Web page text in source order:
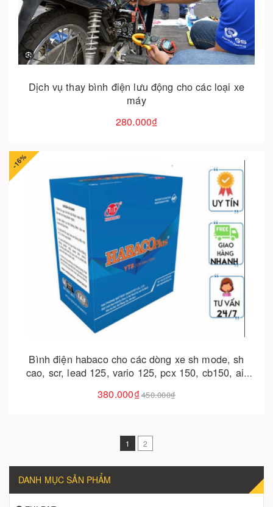
Dịch vụ thay bình điện lưu động cho các loại xe
máy
280.000₫
Cho vào giỏ hàng
-16%
Bình điện habaco cho các dòng xe sh mode, sh
cao, scr, lead 125, vario 125, pcx 150, cb150, air
cho xe máy
380.000₫450.000₫
Cho vào giỏ hàng
1 2
DANH MỤC SẢN PHẨM